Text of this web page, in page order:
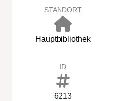
STANDORT
Hauptbibliothek
ID
6213